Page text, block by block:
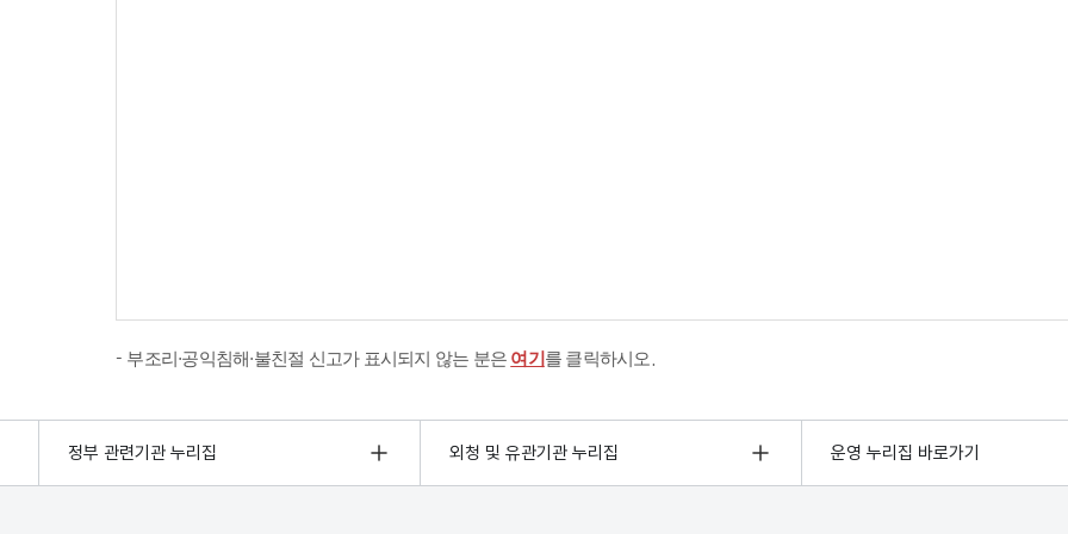
부조리·공익침해·불친절 신고가 표시되지 않는 분은 여기를 클릭하시오.
정부 관련기관 누리집 외청 및 유관기관 누리집 운영 누리집 바로가기